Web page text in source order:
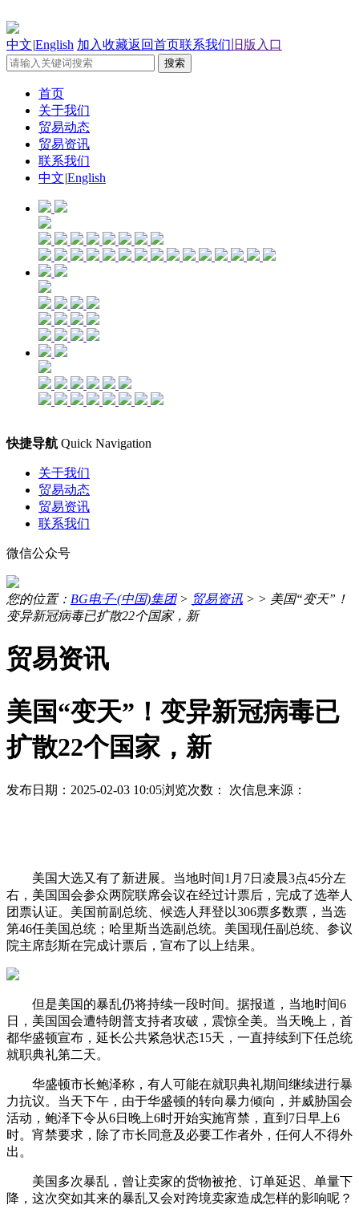
中文|English 加入收藏返回首页联系我们 旧版入口
首页
关于我们
贸易动态
贸易资讯
联系我们
中文|English
快捷导航 Quick Navigation
关于我们
贸易动态
贸易资讯
联系我们
微信公众号
您的位置： BG电子·(中国)集团> 贸易资讯 > > 美国“变天”！
变异新冠病毒已扩散22个国家，新
贸易资讯
美国“变天”！变异新冠病毒已
扩散22个国家，新
发布日期：2025-02-03 10:05浏览次数： 次信息来源：
美国大选又有了新进展。当地时间1月7日凌晨3点45分左
右，美国国会参众两院联席会议在经过计票后，完成了选举人
团票认证。美国前副总统、候选人拜登以306票多数票，当选
第46任美国总统；哈里斯当选副总统。美国现任副总统、参议
院主席彭斯在完成计票后，宣布了以上结果。
但是美国的暴乱仍将持续一段时间。据报道，当地时间6
日，美国国会遭特朗普支持者攻破，震惊全美。当天晚上，首
都华盛顿宣布，延长公共紧急状态15天，一直持续到下任总统
就职典礼第二天。
华盛顿市长鲍泽称，有人可能在就职典礼期间继续进行暴
力抗议。当天下午，由于华盛顿的转向暴力倾向，并威胁国会
活动，鲍泽下令从6日晚上6时开始实施宵禁，直到7日早上6
时。宵禁要求，除了市长同意及必要工作者外，任何人不得外
出。
美国多次暴乱，曾让卖家的货物被抢、订单延迟、单量下
降，这次突如其来的暴乱又会对跨境卖家造成怎样的影响呢？